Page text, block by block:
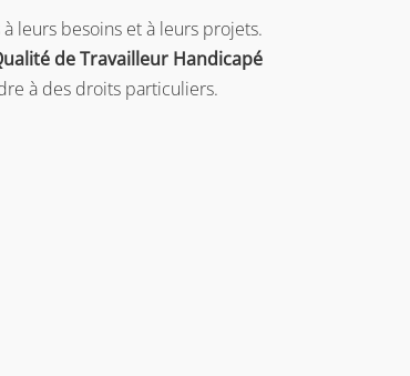
leurs besoins et à leurs projets.
de Travailleur Handicapé
à des droits particuliers.